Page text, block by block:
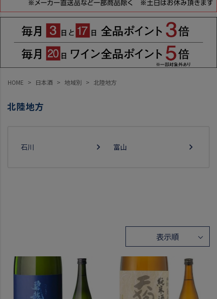
HOME 日本酒 地域別 北陸地方
北陸地方
石川 富山